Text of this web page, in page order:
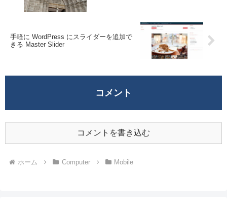
手軽に WordPress にスライダーを追加で
きる Master Slider
コメント
コメントを書き込む
ホーム Computer Mobile